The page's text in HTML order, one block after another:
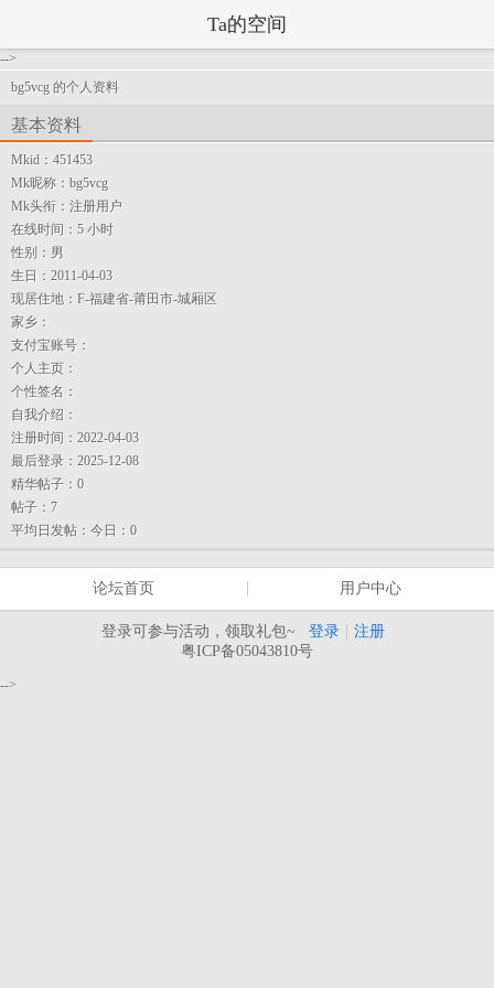
Ta的空间
-->
bg5vcg 的个人资料
基本资料
Mkid： 451453
Mk昵称： bg5vcg
Mk头衔： 注册用户
在线时间： 5 小时
性别： 男
生日： 2011-04-03
现居住地： F-福建省-莆田市-城厢区
家乡：
支付宝账号：
个人主页：
个性签名：
自我介绍：
注册时间： 2022-04-03
最后登录： 2025-12-08
精华帖子： 0
帖子： 7
平均日发帖： 今日：0
论坛首页 用户中心
登录可参与活动，领取礼包~ 登录
注册
粤ICP备05043810号
-->